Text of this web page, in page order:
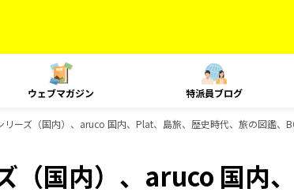
ウェブマガジン 特派員ブログ
リーズ（国内）、aruco 国内、Plat、島旅、歴史時代、旅の図鑑、
（国内）、aruco 国内